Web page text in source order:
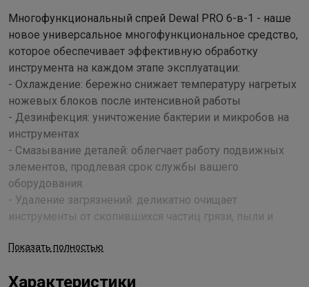
Многофункциональный спрей Dewal PRO 6-в-1 - наше
новое универсальное многофункциональное средство,
которое обеспечивает эффективную обработку
инструмента на каждом этапе эксплуатации:
- Охлаждение: бережно снижает температуру нагретых
ножевых блоков после интенсивной работы
- Дезинфекция: уничтожение бактерии и микробов на
инструментах
- Смазывание деталей: облегчает работу подвижных
элементов, продлевая срок службы вашего
оборудования.
- Удаление загрязнений: деликатно очищает
инструменты от скопившихся частиц грязи, пыли и
поверхности.
предотвращающую образование ржавчины даже при
Показать полностью
Характеристики